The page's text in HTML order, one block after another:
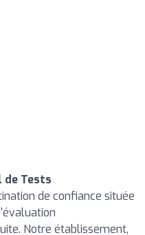
de Tests
de confiance située
Notre établissement,